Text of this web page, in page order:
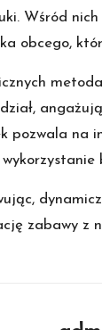
Wśród
obcego,
pozwala na
zabawy z